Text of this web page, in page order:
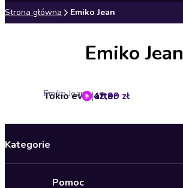
Strona główna Emiko Jean
Emiko Jean
Tokio ever after
Emiko Jean 42,99 zł
Kategorie
Pomoc